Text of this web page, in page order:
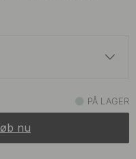
På lager
På lager
PÅ LAGER
nu